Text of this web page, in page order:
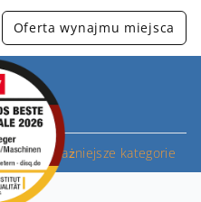
Oferta wynajmu miejsca
Najważniejsze kategorie